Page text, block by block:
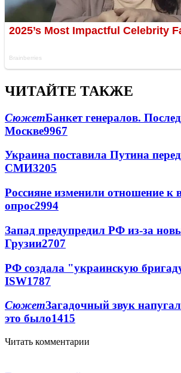
ЧИТАЙТЕ ТАКЖЕ
СюжетБанкет генералов.
Москве9967
Украина поставила Путина
СМИ3205
Россияне изменили отношение к
опрос2994
Запад предупредил РФ из-за
Грузии2707
РФ создала "украинскую
ISW1787
СюжетЗагадочный звук
это было1415
Читать комментарии